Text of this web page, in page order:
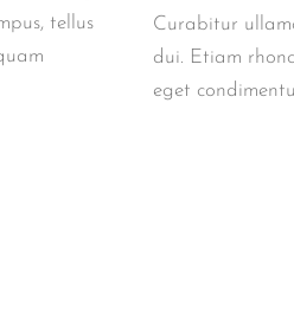
tellus
Curabitur
dui. Etiam
eget